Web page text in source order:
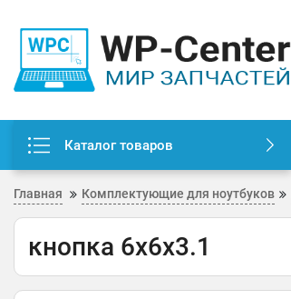
Каталог товаров
Главная Комплектующие для ноутбуков
кнопка 6х6х3.1